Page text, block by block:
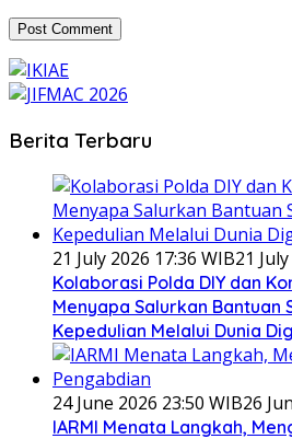
Berita Terbaru
21 July 2026 17:36 WIB21
Kolaborasi Polda DIY dan
Menyapa Salurkan Bantuan
Kepedulian Melalui Dunia
24 June 2026 23:50 WIB26
IARMI Menata Langkah,